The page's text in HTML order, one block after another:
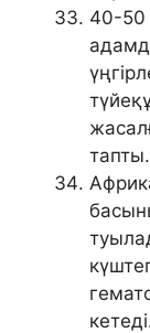
40-
тапты.